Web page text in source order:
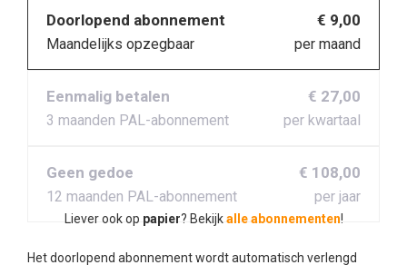
Doorlopend abonnement
Maandelijks opzegbaar
€ 9,00
per maand
Eenmalig betalen
3 maanden PAL-abonnement
€ 27,00
per kwartaal
Geen gedoe
12 maanden PAL-abonnement
€ 108,00
per jaar
Liever ook op papier? Bekijkalle abonnementen!
Het doorlopend abonnement wordt automatisch verlengd